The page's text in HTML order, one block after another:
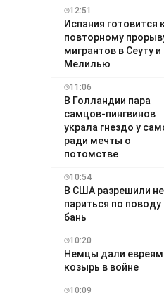
12:51
Испания готовится
повторному
мигрантов в Сеуту и
Мелилью
11:06
В Голландии пара
самцов-пингвинов
украла гнездо у
ради мечты о
потомстве
10:54
В США разрешили не
париться по поводу
бань
10:20
Немцы дали евреям
козырь в войне
10:09